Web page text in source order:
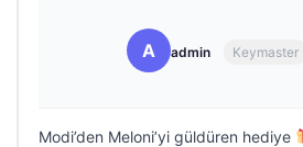
A admin Keymaster
Modi’den Meloni’yi güldüren hediye